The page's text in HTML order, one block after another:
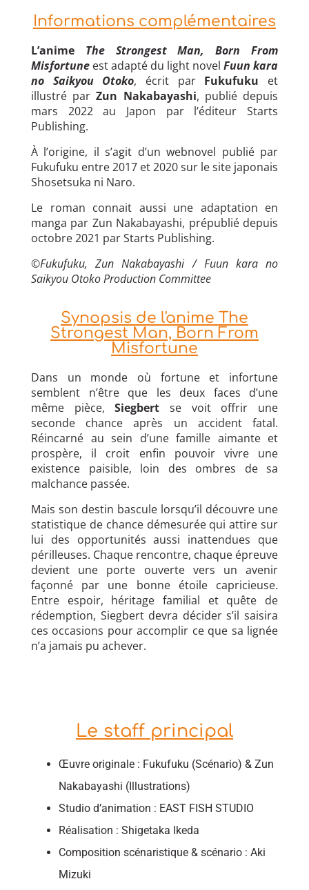
Informations complémentaires
L’anime The Strongest Man, Born From
Misfortune est adapté du light novel Fuun kara
no Saikyou Otoko, écrit par Fukufuku et
illustré par Zun Nakabayashi, publié depuis
mars 2022 au Japon par l’éditeur Starts
Publishing.
À l’origine, il s’agit d’un webnovel publié par
Fukufuku entre 2017 et 2020 sur le site japonais
Shosetsuka ni Naro.
Le roman connait aussi une adaptation en
manga par Zun Nakabayashi, prépublié depuis
octobre 2021 par Starts Publishing.
©Fukufuku, Zun Nakabayashi / Fuun kara no
Saikyou Otoko Production Committee
Synopsis de l'anime The
Strongest Man, Born From
Misfortune
Dans un monde où fortune et infortune
semblent n’être que les deux faces d’une
même pièce,Siegbert se voit offrir une
seconde chance après un accident fatal.
Réincarné au sein d’une famille aimante et
prospère, il croit enfin pouvoir vivre une
existence paisible, loin des ombres de sa
malchance passée.
Mais son destin bascule lorsqu’il découvre une
statistique de chance démesurée qui attire sur
lui des opportunités aussi inattendues que
périlleuses. Chaque rencontre, chaque épreuve
devient une porte ouverte vers un avenir
façonné par une bonne étoile capricieuse.
Entre espoir, héritage familial et quête de
rédemption, Siegbert devra décider s’il saisira
ces occasions pour accomplir ce que sa lignée
n’a jamais pu achever.
Le staff principal
Œuvre originale : Fukufuku (Scénario) & Zun
Nakabayashi (Illustrations)
Studio d’animation : EAST FISH STUDIO
Réalisation : Shigetaka Ikeda
Composition scénaristique & scénario : Aki
Mizuki